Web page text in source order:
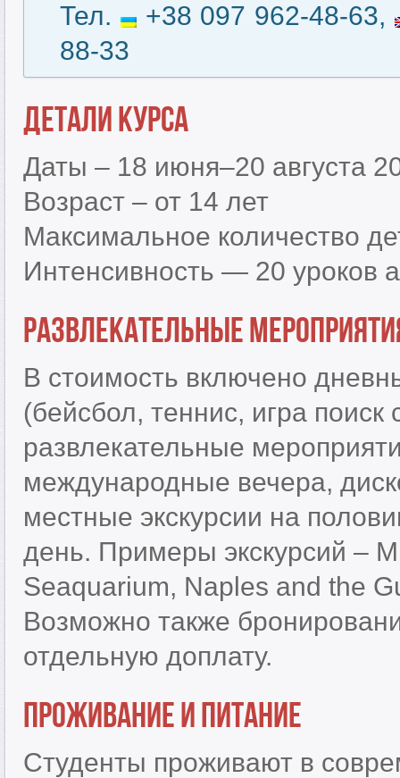
Тел.
+38 097 962-48-63,
88-33
Детали курса
Даты – 18 июня–20 августа
Возраст – от 14 лет
Максимальное количество
Интенсивность — 20 уроков
Развлекательные
В стоимость включено
(бейсбол, теннис, игра
развлекательные
международные вечера,
местные экскурсии на
день. Примеры экскурсий –
Seaquarium, Naples and the
Возможно также
отдельную доплату.
Проживание и питание
Студенты проживают в